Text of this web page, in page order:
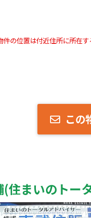
の位置は付近住所に所在
この
住まいのトー